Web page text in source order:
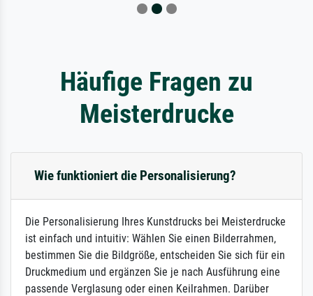
Häufige Fragen zu
Meisterdrucke
Wie funktioniert die Personalisierung?
Die Personalisierung Ihres Kunstdrucks bei Meisterdrucke
ist einfach und intuitiv: Wählen Sie einen Bilderrahmen,
bestimmen Sie die Bildgröße, entscheiden Sie sich für ein
Druckmedium und ergänzen Sie je nach Ausführung eine
passende Verglasung oder einen Keilrahmen. Darüber